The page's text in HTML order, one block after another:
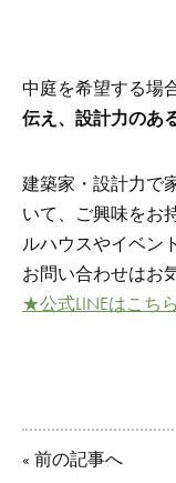
中庭を希望する場
伝え、設計力のあ
建築家・設計力で
いて、ご興味をお
ルハウスやイベン
お問い合わせはお
★公式LINEはこち
« 前の記事へ